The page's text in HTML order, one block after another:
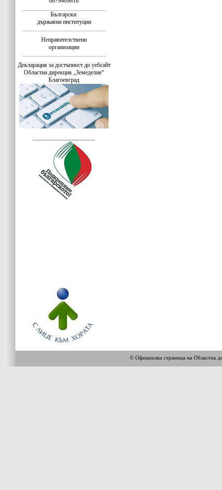
Български
държавни институции
Неправителствени
организации
Декларация за достъпност до уебсайт
Областна дирекция „Земеделие“
Благоевград
© Официална страница на